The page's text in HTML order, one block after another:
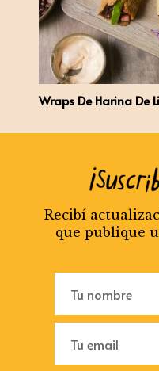
Wraps De Harina De
Recibí
que publique